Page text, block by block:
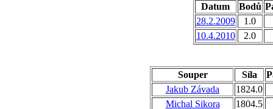
Datum Bodů
28.2.2009
1.0
10.4.2010
2.0
Souper Síla
Jakub Závada
1824.0
Michal Sikora
1804.5